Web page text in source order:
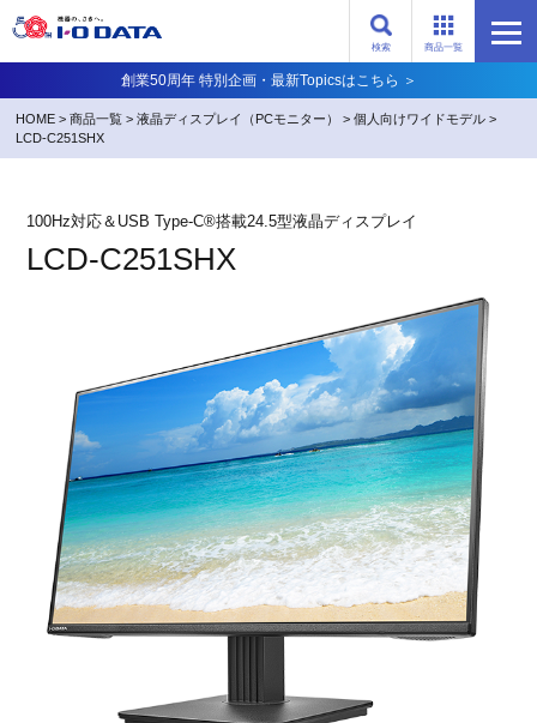
検索 商品一覧
創業50周年 特別企画・最新Topicsはこちら ＞
HOME >商品一覧 >液晶ディスプレイ（PCモニター） >個人向けワイドモデル >
LCD-C251SHX
100Hz対応＆USB Type-C®搭載24.5型液晶ディスプレイ
LCD-C251SHX